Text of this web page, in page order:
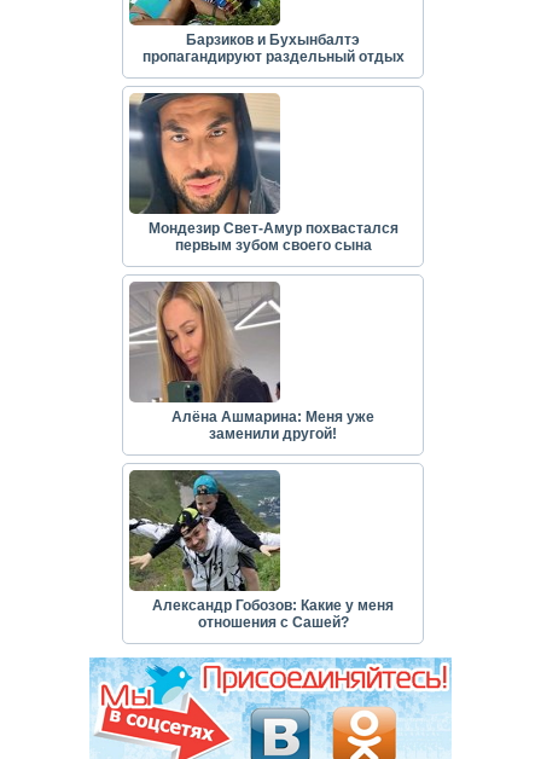
Барзиков и Бухынбалтэ
пропагандируют раздельный отдых
Мондезир Свет-Амур похвастался
первым зубом своего сына
Алёна Ашмарина: Меня уже
заменили другой!
Александр Гобозов: Какие у меня
отношения с Сашей?